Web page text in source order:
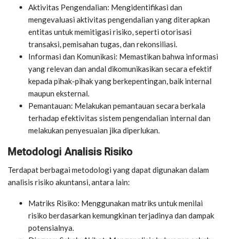
Aktivitas Pengendalian: Mengidentifikasi dan
mengevaluasi aktivitas pengendalian yang diterapkan
entitas untuk memitigasi risiko, seperti otorisasi
transaksi, pemisahan tugas, dan rekonsiliasi.
Informasi dan Komunikasi: Memastikan bahwa informasi
yang relevan dan andal dikomunikasikan secara efektif
kepada pihak-pihak yang berkepentingan, baik internal
maupun eksternal.
Pemantauan: Melakukan pemantauan secara berkala
terhadap efektivitas sistem pengendalian internal dan
melakukan penyesuaian jika diperlukan.
Metodologi Analisis Risiko
Terdapat berbagai metodologi yang dapat digunakan dalam
analisis risiko akuntansi, antara lain:
Matriks Risiko: Menggunakan matriks untuk menilai
risiko berdasarkan kemungkinan terjadinya dan dampak
potensialnya.